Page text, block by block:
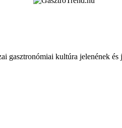
gasztronómiai kultúra jelenének